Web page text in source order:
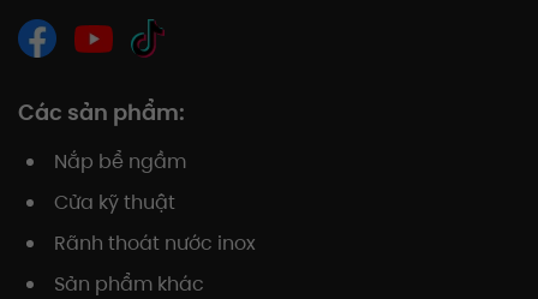
Các sản phẩm:
Nắp bể ngầm
Cửa kỹ thuật
Rãnh thoát nước inox
Sản phẩm khác